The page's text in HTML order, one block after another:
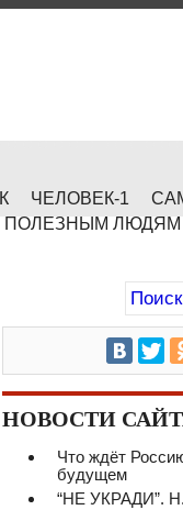
ЧЕЛОВЕК-1
ПОЛЕЗНЫМ ЛЮДЯМ
НОВОСТИ
Что ждёт
будущем
“НЕ УКРАДИ”.